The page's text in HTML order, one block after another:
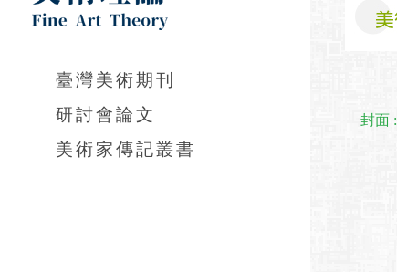
臺灣美術期刊
研討會論文
美術家傳記叢書
封面 :